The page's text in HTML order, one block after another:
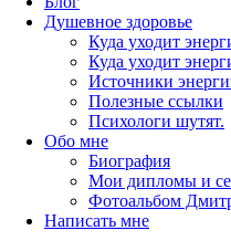
Душевное здоровье
Куда уходит
Куда уходит
Источники
Полезные ссылки
Психологи шутят.
Обо мне
Биография
Мои дипломы и
Фотоальбом
Написать мне